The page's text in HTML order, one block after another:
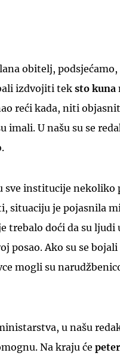
obitelj, podsjećamo,
izdvojiti teksto kuna
reći kada, niti
imali. U našu su se
sve institucije nekoliko
situaciju je pojasnila
trebalo doći da su
posao. Ako su se
mogli su
u našu
Na kraju će